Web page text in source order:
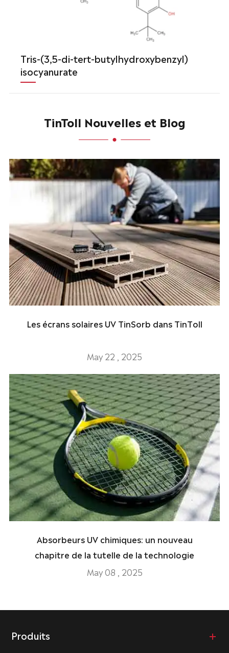
Tris-(3,5-di-tert-butylhydroxybenzyl)
isocyanurate
TinToll Nouvelles et Blog
Les écrans solaires UV TinSorb dans TinToll
May 22 , 2025
Absorbeurs UV chimiques: un nouveau
chapitre de la tutelle de la technologie
May 08 , 2025
Produits